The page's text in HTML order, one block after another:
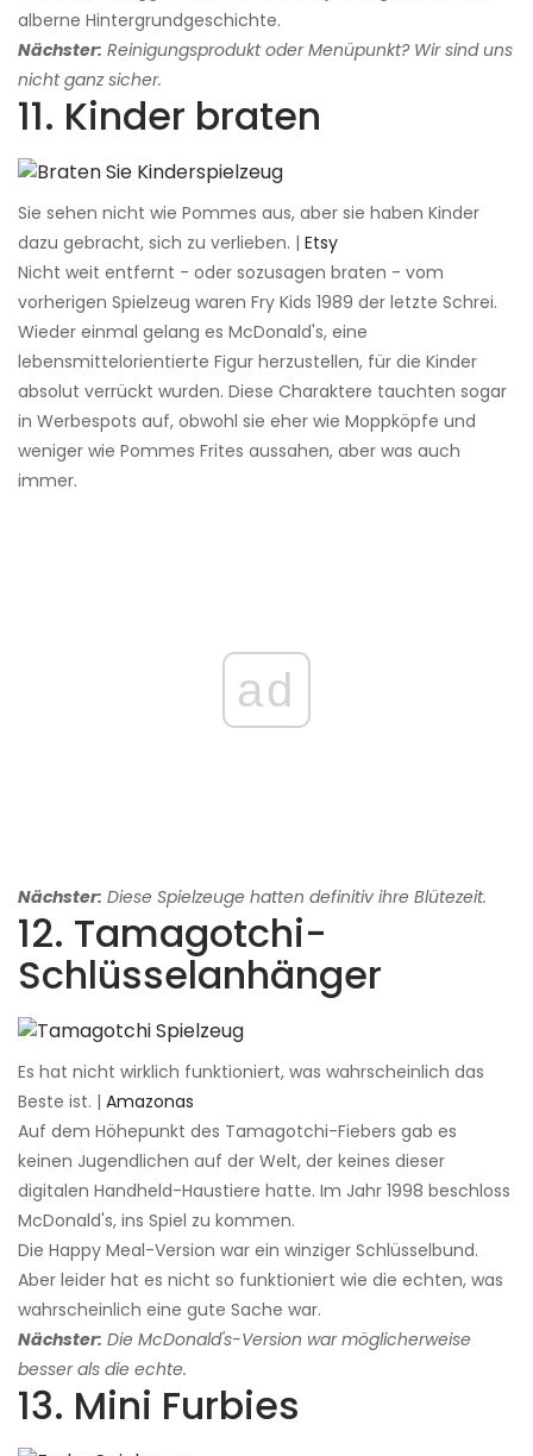
alberne Hintergrundgeschichte.
Nächster: Reinigungsprodukt oder Menüpunkt? Wir sind uns
nicht ganz sicher.
11. Kinder braten
Sie sehen nicht wie Pommes aus, aber sie haben Kinder
dazu gebracht, sich zu verlieben. | Etsy
Nicht weit entfernt - oder sozusagen braten - vom
vorherigen Spielzeug waren Fry Kids 1989 der letzte Schrei.
Wieder einmal gelang es McDonald's, eine
lebensmittelorientierte Figur herzustellen, für die Kinder
absolut verrückt wurden. Diese Charaktere tauchten sogar
in Werbespots auf, obwohl sie eher wie Moppköpfe und
weniger wie Pommes Frites aussahen, aber was auch
immer.
ad
Nächster: Diese Spielzeuge hatten definitiv ihre Blütezeit.
12. Tamagotchi-
Schlüsselanhänger
Es hat nicht wirklich funktioniert, was wahrscheinlich das
Beste ist. | Amazonas
Auf dem Höhepunkt des Tamagotchi-Fiebers gab es
keinen Jugendlichen auf der Welt, der keines dieser
digitalen Handheld-Haustiere hatte. Im Jahr 1998 beschloss
McDonald's, ins Spiel zu kommen.
Die Happy Meal-Version war ein winziger Schlüsselbund.
Aber leider hat es nicht so funktioniert wie die echten, was
wahrscheinlich eine gute Sache war.
Nächster: Die McDonald's-Version war möglicherweise
besser als die echte.
13. Mini Furbies